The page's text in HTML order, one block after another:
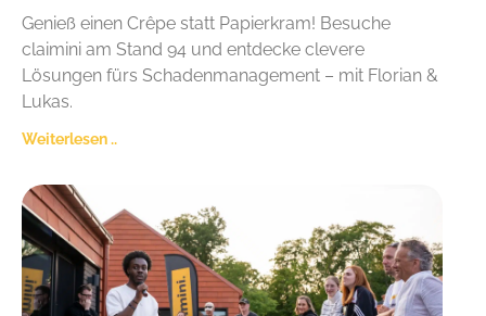
Genieß einen Crêpe statt Papierkram! Besuche
claimini am Stand 94 und entdecke clevere
Lösungen fürs Schadenmanagement – mit Florian &
Lukas.
Weiterlesen ..